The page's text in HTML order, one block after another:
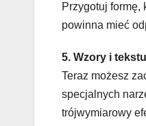
Przygotuj formę,
powinna mieć
5. Wzory i
Teraz możesz
specjalnych
trójwymiarowy